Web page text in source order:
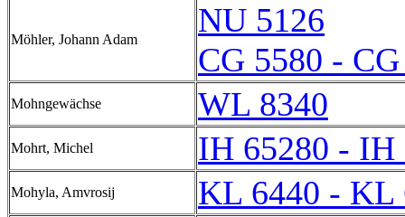
Möhler, Johann Adam
NU 5126
CG 5580 -
Mohngewächse WL 8340
Mohrt, Michel IH 65280 - IH
Mohyla, Amvrosij KL 6440 - KL